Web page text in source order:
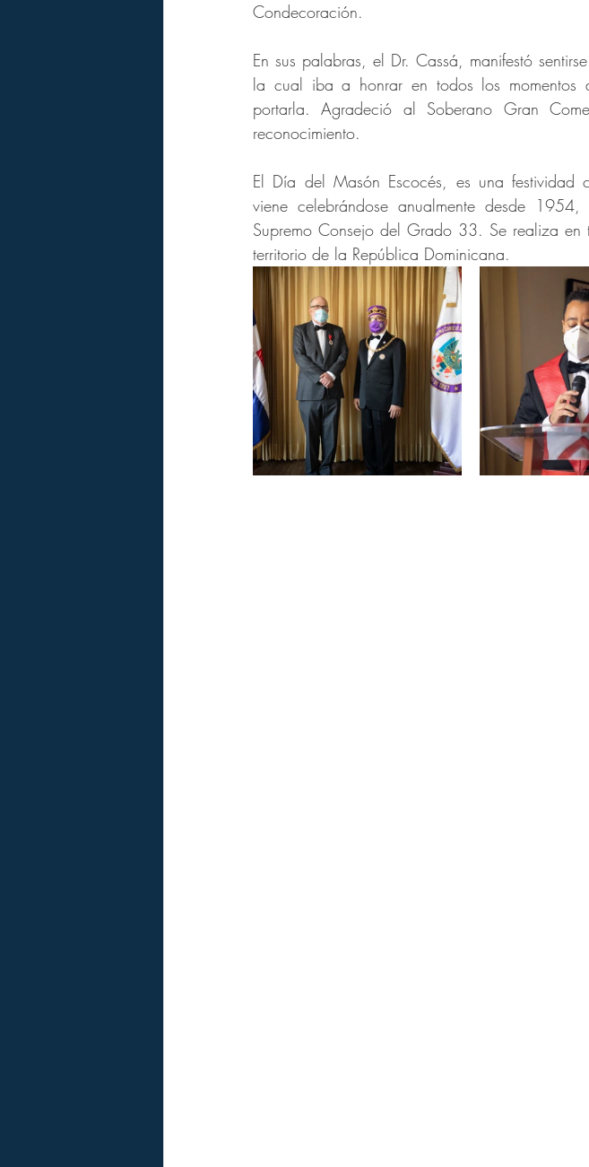
Condecoración.
En sus palabras, el Dr. Cassá, manifestó
la cual iba a honrar en todos los momentos
portarla. Agradeció al Soberano Gran
reconocimiento.
El Día del Masón Escocés, es una festividad
viene celebrándose anualmente desde
Supremo Consejo del Grado 33. Se realiza en
territorio de la República Dominicana.